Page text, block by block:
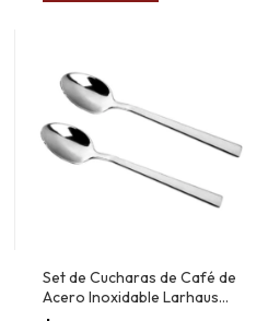
Set de Cucharas de Café de
Acero Inoxidable Larhaus
Viena 12cm x2